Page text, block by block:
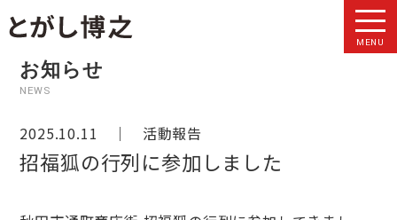
MENU
お知らせ
NEWS
2025.10.11 ｜ 活動報告
招福狐の行列に参加しました